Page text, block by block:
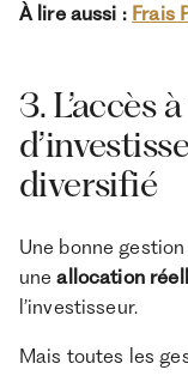
À lire aussi : Frais
3. L’accès
diversifié
Une bonne
uneallocation
l’investisseur.
Mais toutes les